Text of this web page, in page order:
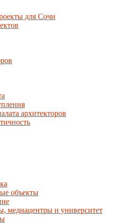
для Сочи
архитекторов
объекты
медиацентры и университет